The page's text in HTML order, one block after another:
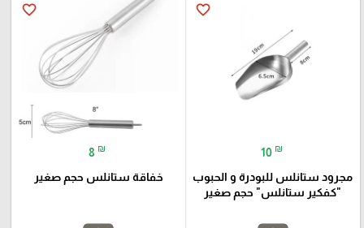
favorite_border
10 ₪
مجرود ستانلس للبودرة و الحبوب
"كفكير ستانلس" حجم صغير
favorite_border
8 ₪
خفاقة ستانلس حجم صغير